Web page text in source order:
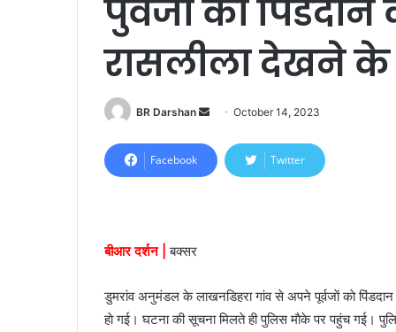
पुर्वजों काे
रासलीला देखने के
BR Darshan
n
d
i
l
October 14, 2023
Facebook Twitter
बीआर दर्शन | बक्सर
डुमरांव अनुमंडल के लाखनडिहरा गांव से अपने पूर्वजाें काे
हाे गई। घटना की सूचना मिलते ही पुलिस माैके पर पहुंच गई।